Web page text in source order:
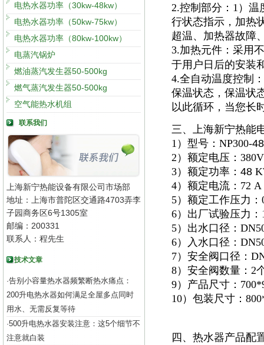
电热水器功率（30kw-48kw）
电热水器功率（50kw-75kw）
电热水器功率（80kw-100kw）
电蒸汽锅炉
燃油蒸汽发生器50-500kg
燃气蒸汽发生器50-500kg
空气能热水机组
联系我们
上海新宁热能设备有限公司市场部
地址：上海市普陀区交通路4703弄李
子园商务区6号1305室
邮编：200331
联系人：程先生
技术文章
·告别小容量热水器频繁断热水痛点：
200升电热水器如何满足全屋多点同时
用水、无需反复等待
·500升电热水器安装注意：这5个细节不
注意就白装
2.控制部分：1）温
行状态指示，加热
超温、加热器故障
3.加热元件：采用
于用户日后的安装
4.全自动温度控制
保温状态，保温状
以此循环，当您长
三、上海新宁热能
1）型号：NP300-48
2）额定电压：380V
3）额定功率： 48
4）额定电流：72 A
5）额定工作压力：
6）出厂试验压力：
5）出水口径：
6）入水口径：
7）安全阀口径：
8）安全阀数量：2
9）产品尺寸：
10）包装尺寸：
四、热水器产品配